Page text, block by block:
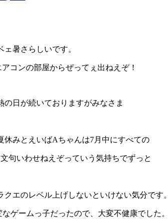
暑さらしいです。
コンの部屋からぜってぇ出ねえぞ！
日が続いておりますがみなさま
休みとえいばAちゃんは7月中にすべての
句いわせねえぞっていう気持ちでずっと
エのレベル上げしないといけない気分です。
ゲームっ子だったので、大変不健康でした。